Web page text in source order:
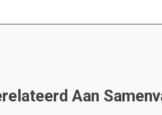
onderscheiden bij het
Aan